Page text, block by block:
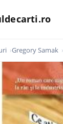
Gregory Samak